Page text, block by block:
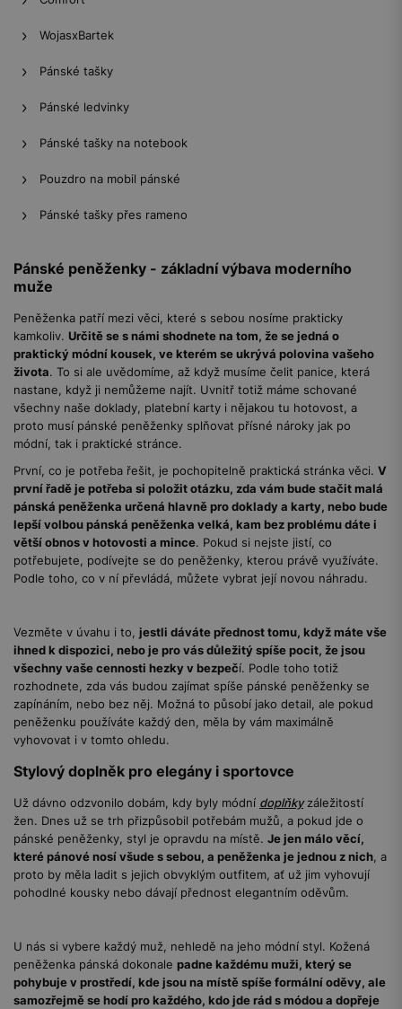
WojasxBartek
Pánské tašky
Pánské ledvinky
Pánské tašky na notebook
Pouzdro na mobil pánské
Pánské tašky přes rameno
Pánské peněženky - základní výbava moderního
muže
Peněženka patří mezi věci, které s sebou nosíme prakticky
kamkoliv. Určitě se s námi shodnete na tom, že se jedná o
praktický módní kousek, ve kterém se ukrývá polovina vašeho
života. To si ale uvědomíme, až když musíme čelit panice, která
nastane, když ji nemůžeme najít. Uvnitř totiž máme schované
všechny naše doklady, platební karty i nějakou tu hotovost, a
proto musí pánské peněženky splňovat přísné nároky jak po
módní, tak i praktické stránce.
První, co je potřeba řešit, je pochopitelně praktická stránka věci. V
první řadě je potřeba si položit otázku, zda vám bude stačit malá
pánská peněženka určená hlavně pro doklady a karty, nebo bude
lepší volbou pánská peněženka velká, kam bez problému dáte i
větší obnos v hotovosti a mince. Pokud si nejste jistí, co
potřebujete, podívejte se do peněženky, kterou právě využíváte.
Podle toho, co v ní převládá, můžete vybrat její novou náhradu.
Vezměte v úvahu i to, jestli dáváte přednost tomu, když máte vše
ihned k dispozici, nebo je pro vás důležitý spíše pocit, že jsou
všechny vaše cennosti hezky v bezpečí. Podle toho totiž
rozhodnete, zda vás budou zajímat spíše pánské peněženky se
zapínáním, nebo bez něj. Možná to působí jako detail, ale pokud
peněženku používáte každý den, měla by vám maximálně
vyhovovat i v tomto ohledu.
Stylový doplněk pro elegány i sportovce
Už dávno odzvonilo dobám, kdy byly módní doplňkyzáležitostí
žen. Dnes už se trh přizpůsobil potřebám mužů, a pokud jde o
pánské peněženky, styl je opravdu na místě. Je jen málo věcí,
které pánové nosí všude s sebou, a peněženka je jednou z nich, a
proto by měla ladit s jejich obvyklým outfitem, ať už jim vyhovují
pohodlné kousky nebo dávají přednost elegantním oděvům.
U nás si vybere každý muž, nehledě na jeho módní styl. Kožená
peněženka pánská dokonale padne každému muži, který se
pohybuje v prostředí, kde jsou na místě spíše formální oděvy, ale
samozřejmě se hodí pro každého, kdo jde rád s módou a dopřeje